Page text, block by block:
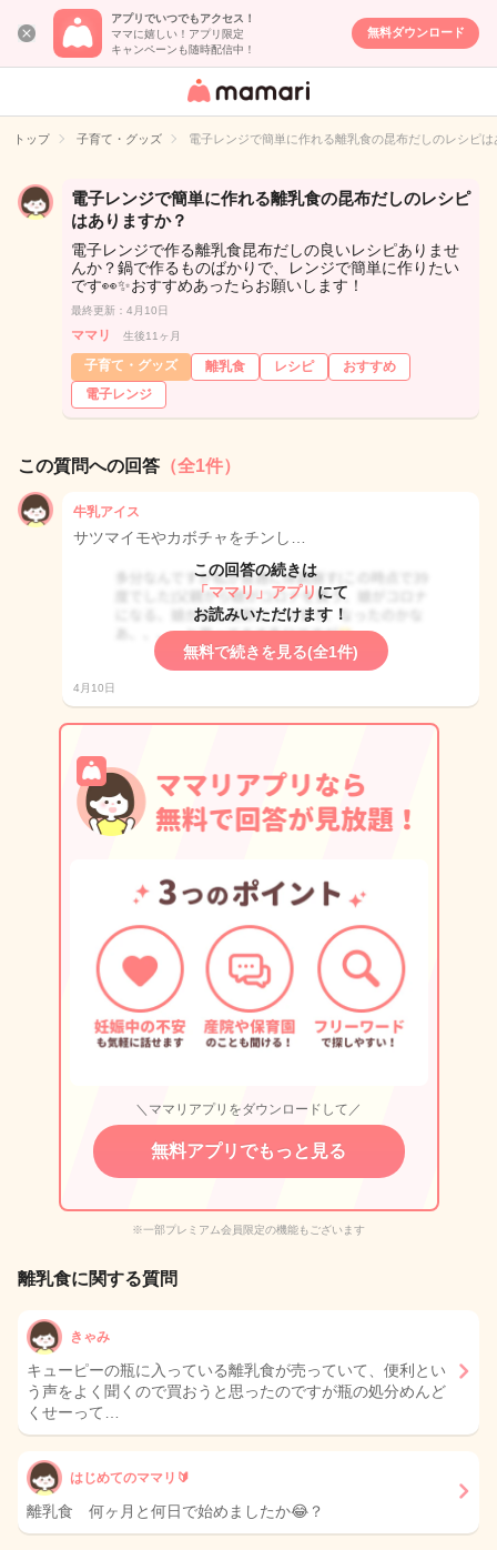
アプリでいつでもアクセス！
ママに嬉しい！アプリ限定
キャンペーンも随時配信中！
無料ダウンロード
女性専用匿名QA
イト
トップ 子育て・グッズ 電子レンジで簡単に作れる離乳食の昆布だしのレシピ
電子レンジで簡単に作れる離乳食の昆布だしのレシピ
はありますか？
電子レンジで作る離乳食昆布だしの良いレシピありませ
んか？鍋で作るものばかりで、レンジで簡単に作りたい
です👀✨おすすめあったらお願いします！
最終更新：4月10日
ママリ 生後11ヶ月
子育て・グッズ 離乳食 レシピ
おすすめ
電子レンジ
この質問への回答 （全1件）
牛乳アイス
サツマイモやカボチャをチンし…
この回答の続きは
「ママリ」アプリ にて
お読みいただけます！
無料で続きを見る(全1件)
4月10日
＼ママリアプリをダウンロードして／
無料アプリでもっと見る
※一部プレミアム会員限定の機能もございます
離乳食に関する質問
きゃみ
キューピーの瓶に入っている離乳食が売っていて、便利とい
う声をよく聞くので買おうと思ったのですが瓶の処分めんど
くせーって…
はじめてのママリ🔰
離乳食 何ヶ月と何日で始めましたか😂？